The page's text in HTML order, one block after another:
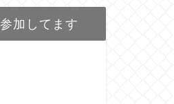
加してます